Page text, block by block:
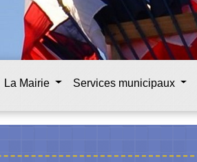
La Mairie Services municipaux